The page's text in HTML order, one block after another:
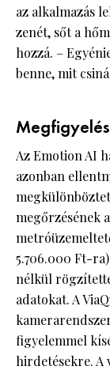
az alkalmazás
zenét, sőt a
hozzá. –
benne, mit
Az Emotion AI
azonban
megőrzésének
5.706.000 Ft-
nélkül
adatokat. A
figyelemmel
hirdetésekre. A